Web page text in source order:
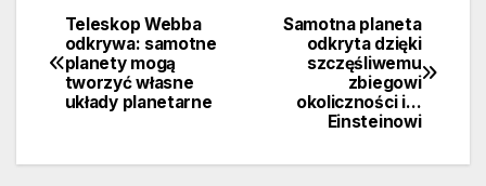
Nawigacja
wpisu
Samotna planeta
odkryta dzięki
szczęśliwemu
zbiegowi
okoliczności i…
Einsteinowi
Teleskop Webba
odkrywa: samotne
planety mogą
tworzyć własne
układy planetarne